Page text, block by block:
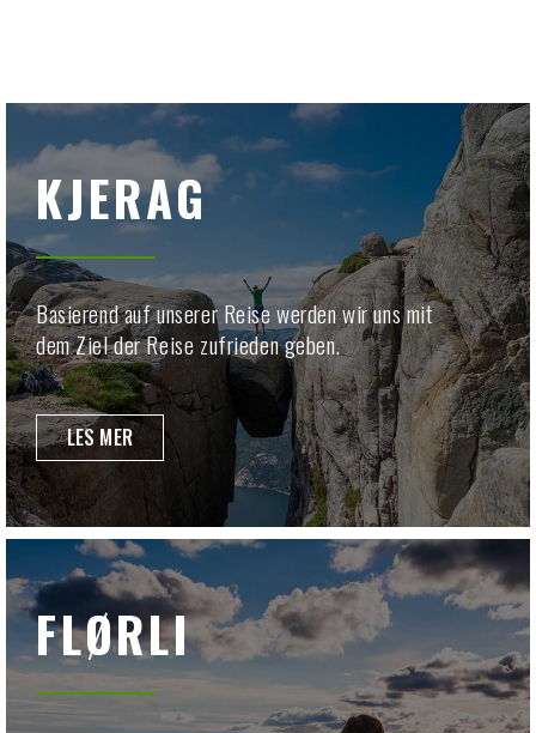
KJERAG
Basierend auf unserer Reise werden wir uns mit
dem Ziel der Reise zufrieden geben.
LES MER
FLØRLI